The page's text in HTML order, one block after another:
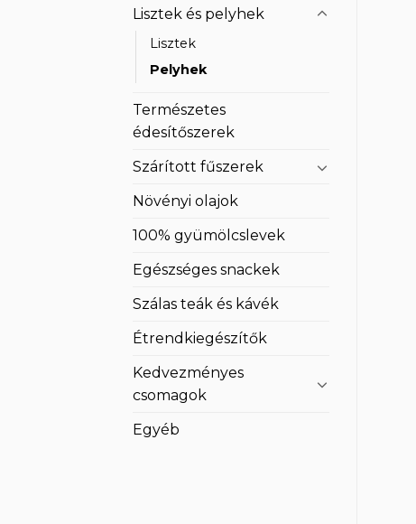
Lisztek és pelyhek
Lisztek
Pelyhek
Természetes
édesítőszerek
Szárított fűszerek
Növényi olajok
100% gyümölcslevek
Egészséges snackek
Szálas teák és kávék
Étrendkiegészítők
Kedvezményes
csomagok
Egyéb